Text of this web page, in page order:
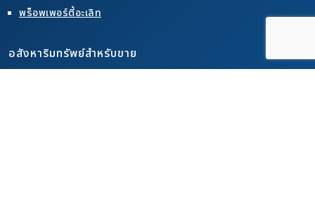
พร็อพเพอร์ตี้อะเลิท
อสังหาริมทรัพย์สำหรับขาย